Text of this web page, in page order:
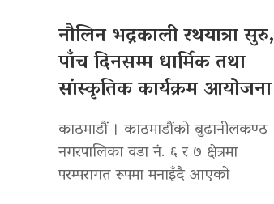
नौलिन भद्रकाली रथयात्रा सुरु,
पाँच दिनसम्म धार्मिक तथा
सांस्कृतिक कार्यक्रम आयोजना
काठमाडौं । काठमाडौंको बुढानीलकण्ठ
नगरपालिका वडा नं. ६ र ७ क्षेत्रमा
परम्परागत रूपमा मनाइँदै आएको